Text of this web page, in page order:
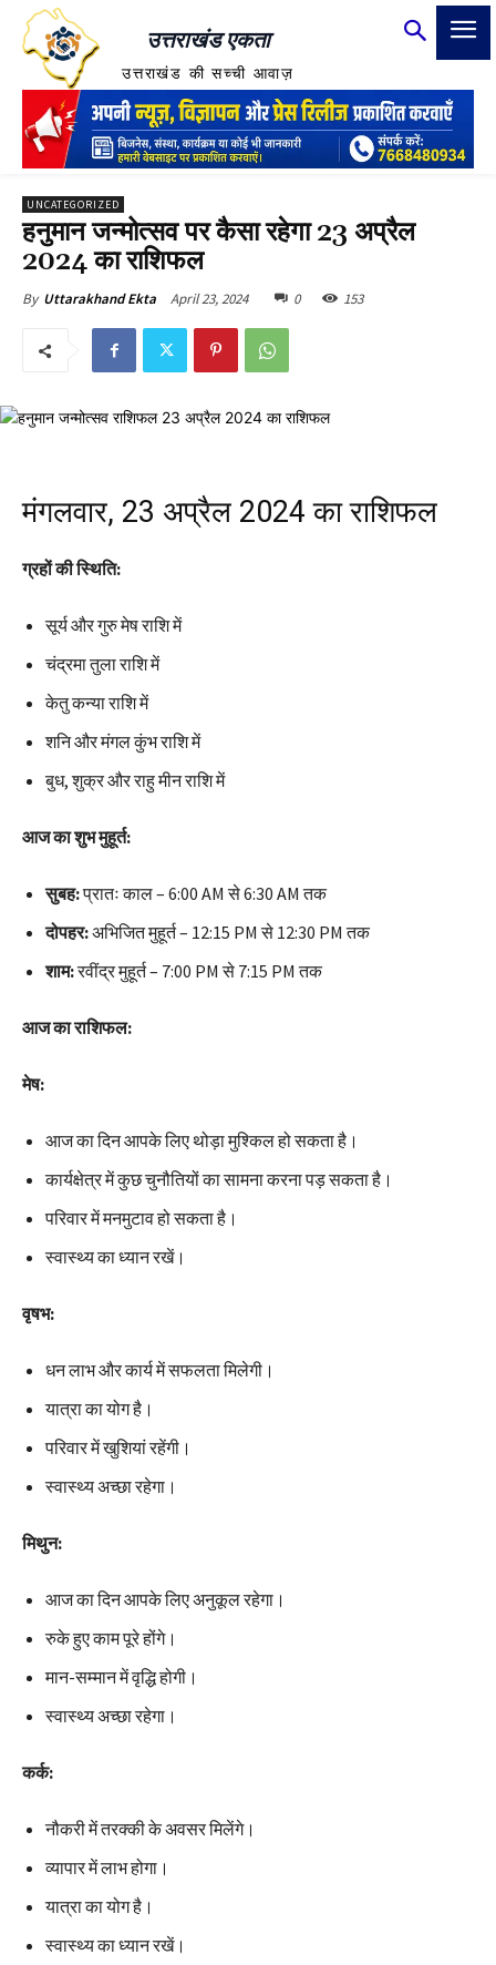
उत्तराखंड एकता
उत्तराखंड की सच्ची आवाज़
UNCATEGORIZED
हनुमान जन्मोत्सव पर कैसा रहेगा 23 अप्रैल
2024 का राशिफल
By Uttarakhand Ekta April 23, 2024 0 153
मंगलवार, 23 अप्रैल 2024 का राशिफल
ग्रहों की स्थिति:
सूर्य और गुरु मेष राशि में
चंद्रमा तुला राशि में
केतु कन्या राशि में
शनि और मंगल कुंभ राशि में
बुध, शुक्र और राहु मीन राशि में
आज का शुभ मुहूर्त:
सुबह:प्रातः काल – 6:00 AM से 6:30 AM तक
दोपहर:अभिजित मुहूर्त – 12:15 PM से 12:30 PM तक
शाम:रवींद्र मुहूर्त – 7:00 PM से 7:15 PM तक
आज का राशिफल:
मेष:
आज का दिन आपके लिए थोड़ा मुश्किल हो सकता है।
कार्यक्षेत्र में कुछ चुनौतियों का सामना करना पड़ सकता है।
परिवार में मनमुटाव हो सकता है।
स्वास्थ्य का ध्यान रखें।
वृषभ:
धन लाभ और कार्य में सफलता मिलेगी।
यात्रा का योग है।
परिवार में खुशियां रहेंगी।
स्वास्थ्य अच्छा रहेगा।
मिथुन:
आज का दिन आपके लिए अनुकूल रहेगा।
रुके हुए काम पूरे होंगे।
मान-सम्मान में वृद्धि होगी।
स्वास्थ्य अच्छा रहेगा।
कर्क:
नौकरी में तरक्की के अवसर मिलेंगे।
व्यापार में लाभ होगा।
यात्रा का योग है।
स्वास्थ्य का ध्यान रखें।